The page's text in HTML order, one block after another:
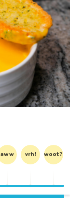
aww vrh! woot?!